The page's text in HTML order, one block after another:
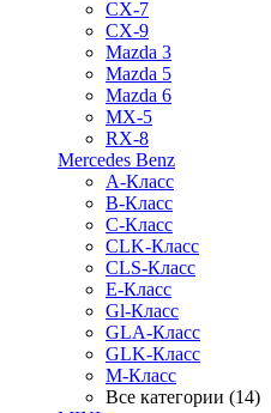
CX-7
CX-9
Mazda 3
Mazda 5
Mazda 6
MX-5
RX-8
Mercedes Benz
A-Класс
B-Класс
C-Класс
CLK-Класс
CLS-Класс
E-Класс
Gl-Класс
GLA-Класс
GLK-Класс
M-Класс
Все категории (14)